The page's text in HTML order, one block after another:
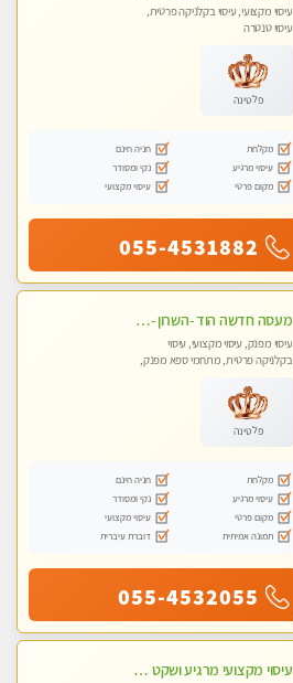
עיסוי מקצועי, עיסוי בקלניקה פרטית,
עיסוי טנטרה
פלטינה
מקלחת
חניה חינם
עיסוי מרגיע
נקי ומסודר
מקום פרטי
עיסוי מקצועי
055-4531882
מעסה חדשה הוד -השרון -כל סוגי העיסויים מעסה מקצועית ואיכותית פרטי!!!מומלץ לחלוטין!!
עיסוי מפנק, עיסוי מקצועי, עיסוי
בקלניקה פרטית, מתחמי ספא מפנק,
פלטינה
מקלחת
חניה חינם
עיסוי מרגיע
נקי ומסודר
מקום פרטי
עיסוי מקצועי
תמונה אמיתית
דוברת עיברית
055-4532055
עיסוי מקצועי מרגיע ושקט במקום מדהים עיסוי מושקע מאוד